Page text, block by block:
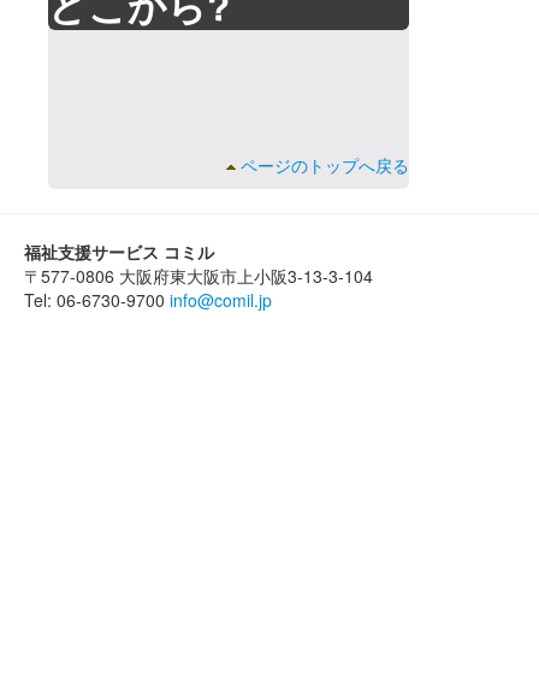
ページのトップへ戻る
福祉支援サービス コミル
〒577-0806 大阪府東大阪市上小阪3-13-3-104
Tel: 06-6730-9700 info@comil.jp